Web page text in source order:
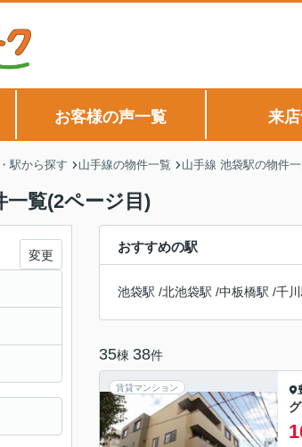
お客様の声一覧 来
駅から探す 山手線の物件一覧 山手線 池袋駅の物件
一覧(2ページ目)
おすすめの駅
池袋駅 /北池袋駅 /中板橋駅 /千
35棟 38件
賃貸マンション
変更